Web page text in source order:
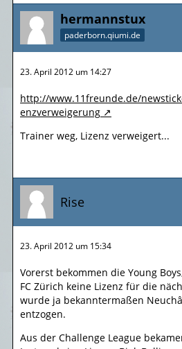
hermannstux
paderborn.qiumi.de
23. April 2012 um 14:27
http://www.11freunde.de/
enzverweigerung
Trainer weg, Lizenz verweigert...
Rise
23. April 2012 um 15:34
Vorerst bekommen die Young
FC Zürich keine Lizenz für die
wurde ja bekanntermaßen
entzogen.
Aus der Challenge League